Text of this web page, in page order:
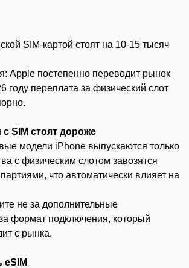
SIM-картой стоят на 10-15 тысяч
Apple постепенно переводит рынок
году переплата за физический слот
SIM стоят дороже
модели iPhone выпускаются только
с физическим слотом завозятся
что автоматически влияет на
не за дополнительные
формат подключения, который
с рынка.
eSIM